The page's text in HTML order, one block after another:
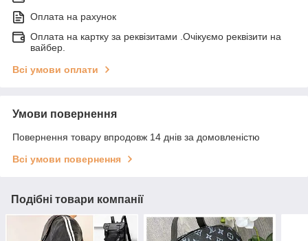
Оплата на рахунок
Оплата на картку за реквізитами .Очікуємо реквізити на
вайбер.
Всі умови оплати
Умови повернення
Повернення товару впродовж 14 днів за домовленістю
Всі умови повернення
Подібні товари компанії